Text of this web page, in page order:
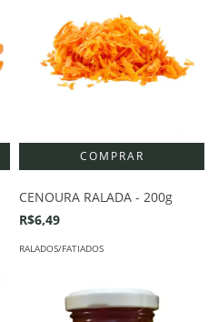
CENOURA RALADA - 200g
R$6,49
RALADOS/FATIADOS